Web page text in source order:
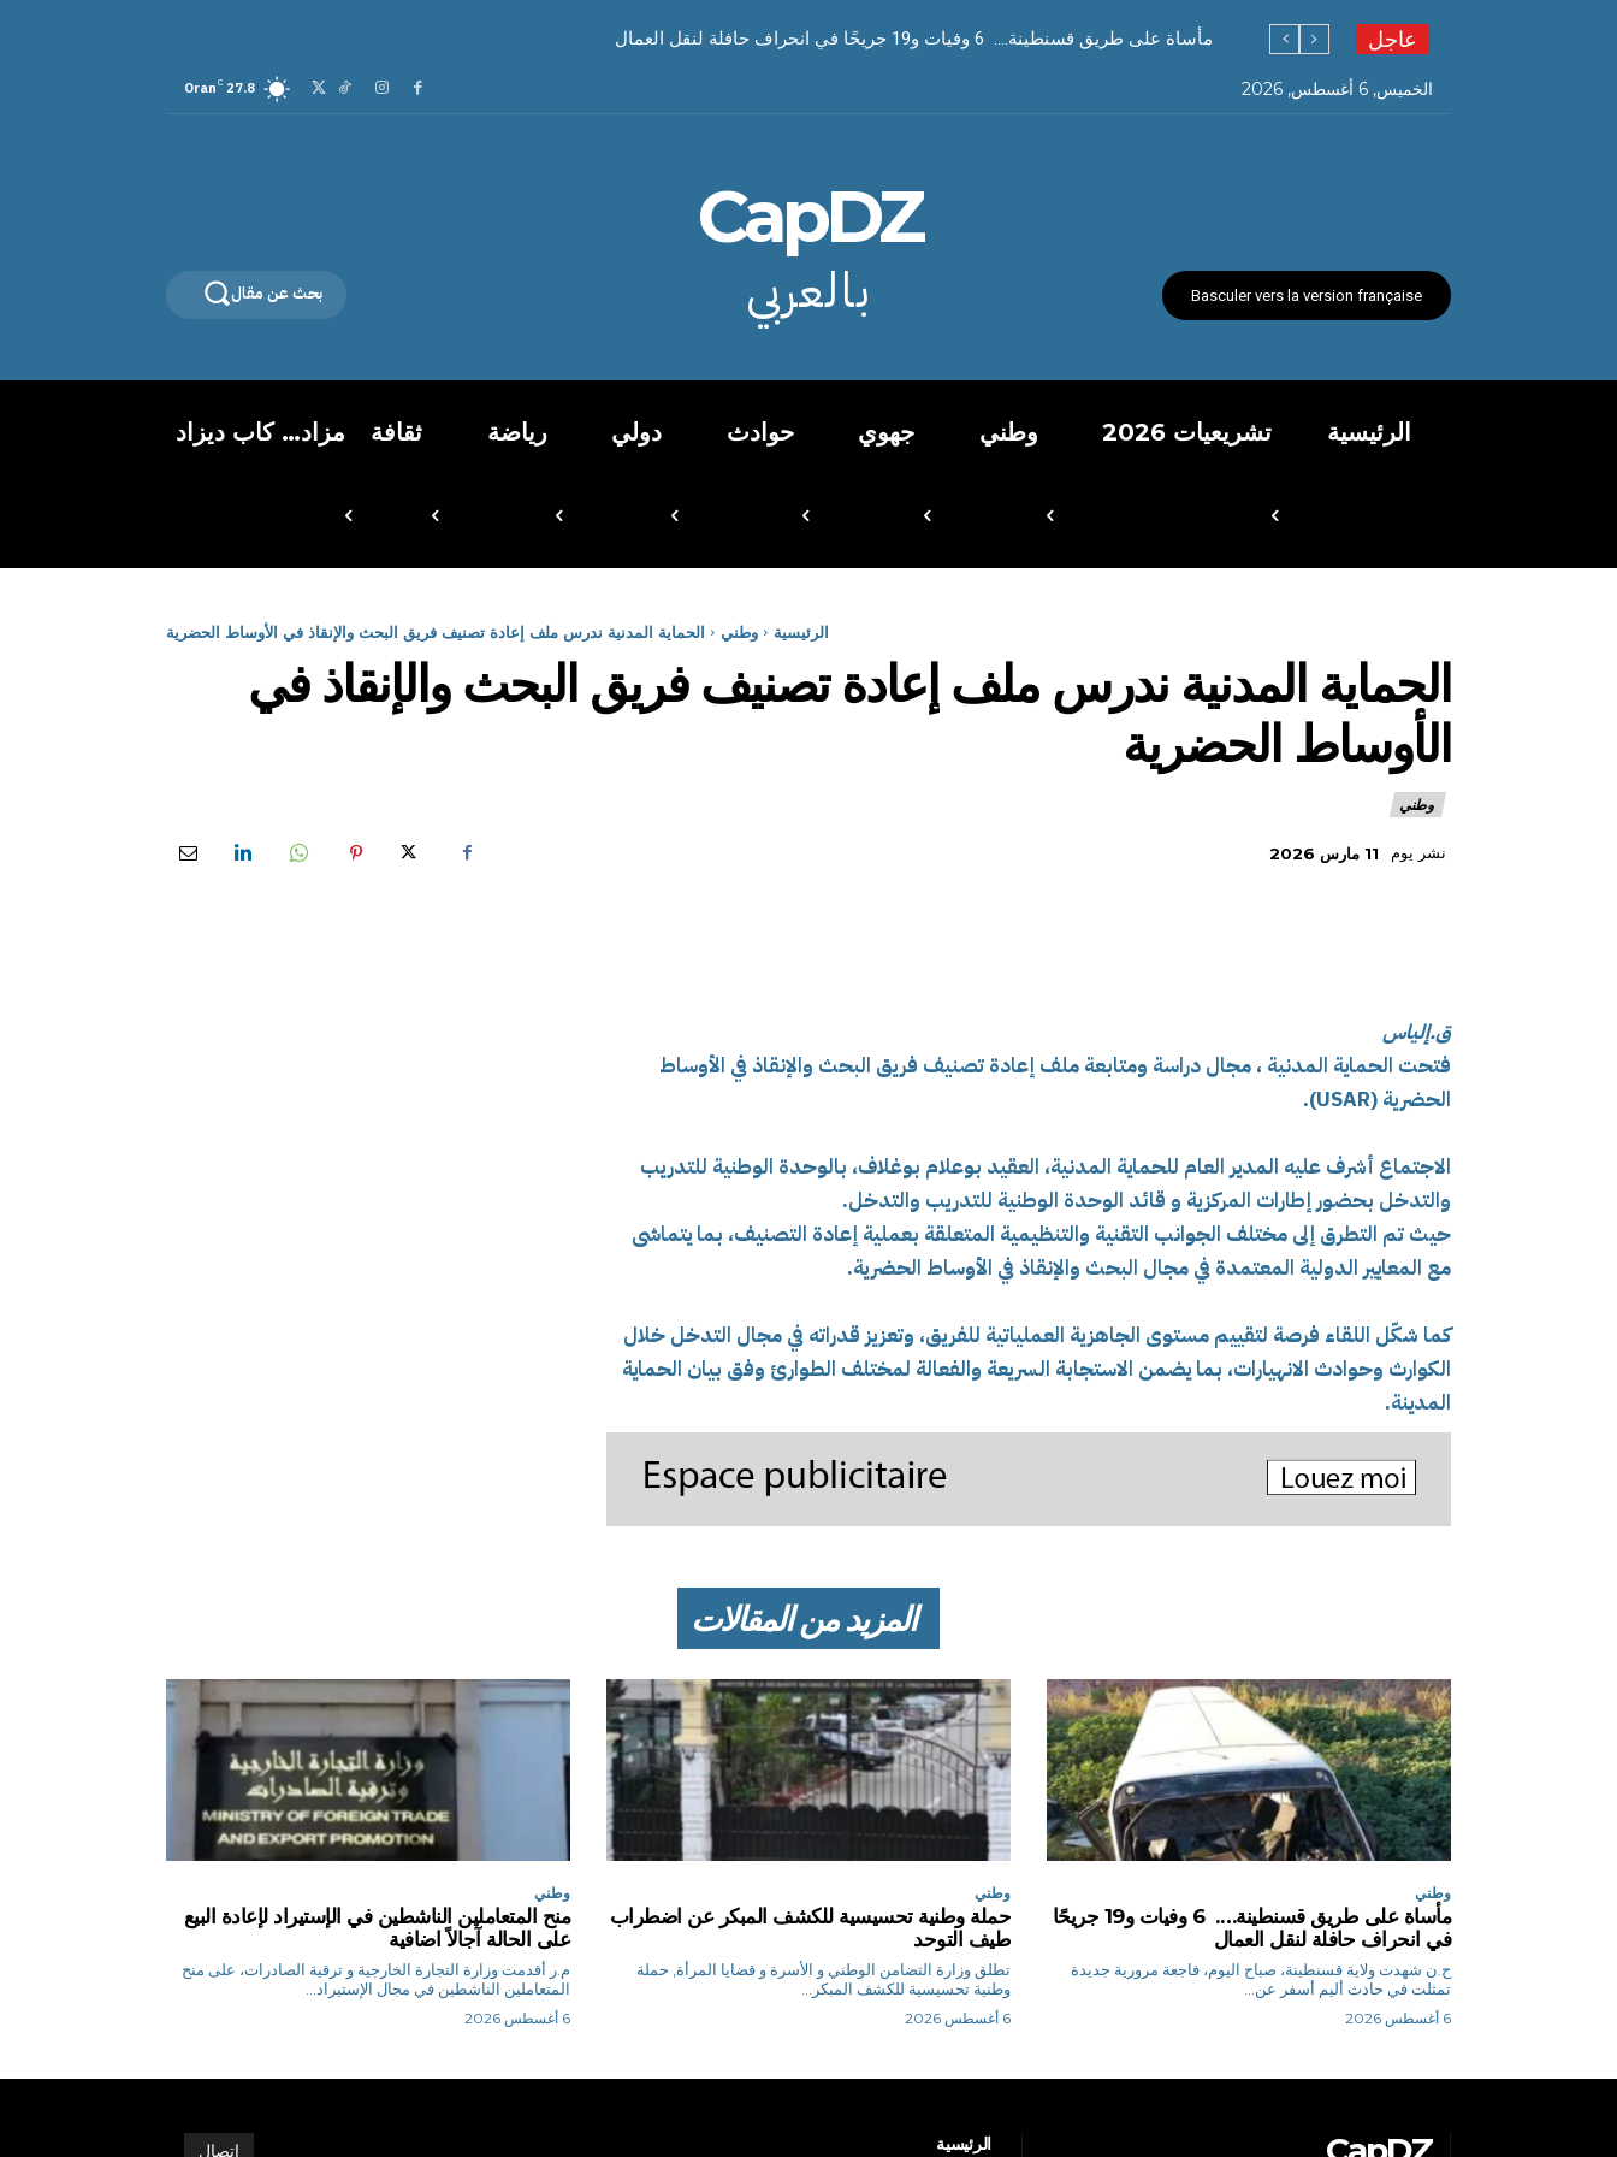
عاجل مأساة على طريق قسنطينة…. 6 وفيات و19 جريحًا في انحراف حافلة لنقل العمال
الخميس, 6 أغسطس, 2026 27.8
C
Oran
Basculer vers la version française
CapDZ
بالعربي بحث عن مقال
الرئيسية تشريعيات 2026 وطني جهوي حوادث دولي رياضة ثقافة مزاد… كاب ديزاد
الرئيسية وطني الحماية المدنية ندرس ملف إعادة تصنيف فريق البحث والإنقاذ في الأوساط الحضرية
الحماية المدنية ندرس ملف إعادة تصنيف فريق البحث والإنقاذ في
الأوساط الحضرية
وطني
نشر يوم 11 مارس 2026
ق.إلياس
فتحت الحماية المدنية ، مجال دراسة ومتابعة ملف إعادة تصنيف فريق البحث والإنقاذ في الأوساط
الحضرية (USAR).
الاجتماع أشرف عليه المدير العام للحماية المدنية، العقيد بوعلام بوغلاف، بالوحدة الوطنية للتدريب
والتدخل بحضور إطارات المركزية و قائد الوحدة الوطنية للتدريب والتدخل.
حيث تم التطرق إلى مختلف الجوانب التقنية والتنظيمية المتعلقة بعملية إعادة التصنيف، بما يتماشى
مع المعايير الدولية المعتمدة في مجال البحث والإنقاذ في الأوساط الحضرية.
كما شكّل اللقاء فرصة لتقييم مستوى الجاهزية العملياتية للفريق، وتعزيز قدراته في مجال التدخل خلال
الكوارث وحوادث الانهيارات، بما يضمن الاستجابة السريعة والفعالة لمختلف الطوارئ وفق بيان الحماية
المدينة.
المزيد من المقالات
وطني
مأساة على طريق قسنطينة…. 6 وفيات و19 جريحًا
في انحراف حافلة لنقل العمال
ح.ن شهدت ولاية قسنطينة، صباح اليوم، فاجعة مرورية جديدة
تمثلت في حادث أليم أسفر عن...
6 أغسطس 2026
وطني
حملة وطنية تحسيسية للكشف المبكر عن اضطراب
طيف التوحد
تطلق وزارة التضامن الوطني و الأسرة و قضايا المرأة, حملة
وطنية تحسيسية للكشف المبكر...
6 أغسطس 2026
وطني
منح المتعاملين الناشطين في الإستيراد لإعادة البيع
على الحالة آجالاً اضافية
م.ر أقدمت وزارة التجارة الخارجية و ترقية الصادرات، على منح
المتعاملين الناشطين في مجال الإستيراد...
6 أغسطس 2026
الرئيسية اتصال